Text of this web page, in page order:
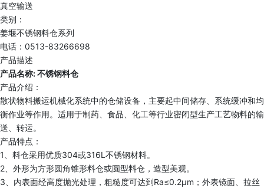
真空输送
类别：
姜堰不锈钢料仓系列
电话：0513-83266698
产品描述
产品名称: 不锈钢料仓
产品介绍：
散状物料搬运机械化系统中的仓储设备，主要起中间储存、系统缓冲和均
衡作业等作用。适用于制药、食品、化工等行业密闭型生产工艺物料的输
送、转运。
产品特点：
1、料仓采用优质304或316L不锈钢材料。
2、外形为方形圆角锥形料仓或圆型料仓，造型美观。
3、内表面经高度抛光处理，粗糙度可达到Ra≤0.2μm；外表镜面、拉丝